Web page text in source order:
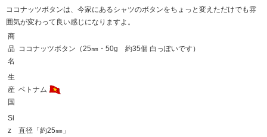
ココナッツボタンは、今家にあるシャツのボタンをちょっと変えただけでも雰
囲気が変わって良い感じになりますよ。
商
品
名
ココナッツボタン（25㎜・50g 約35個 白っぽいです）
生
産
国
ベトナム
Si
z
直径「約25㎜」